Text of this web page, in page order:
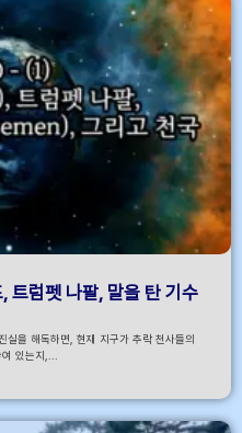
럼펫 나팔, 말을 탄 기수
실을 해독하면, 현재 지구가 추락 천사들의
있는지,...